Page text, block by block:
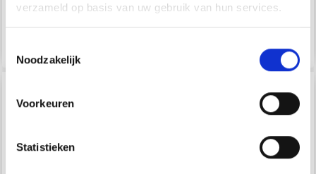
verzameld op basis van uw gebruik van hun services.
Noodzakelijk
Voorkeuren
Statistieken